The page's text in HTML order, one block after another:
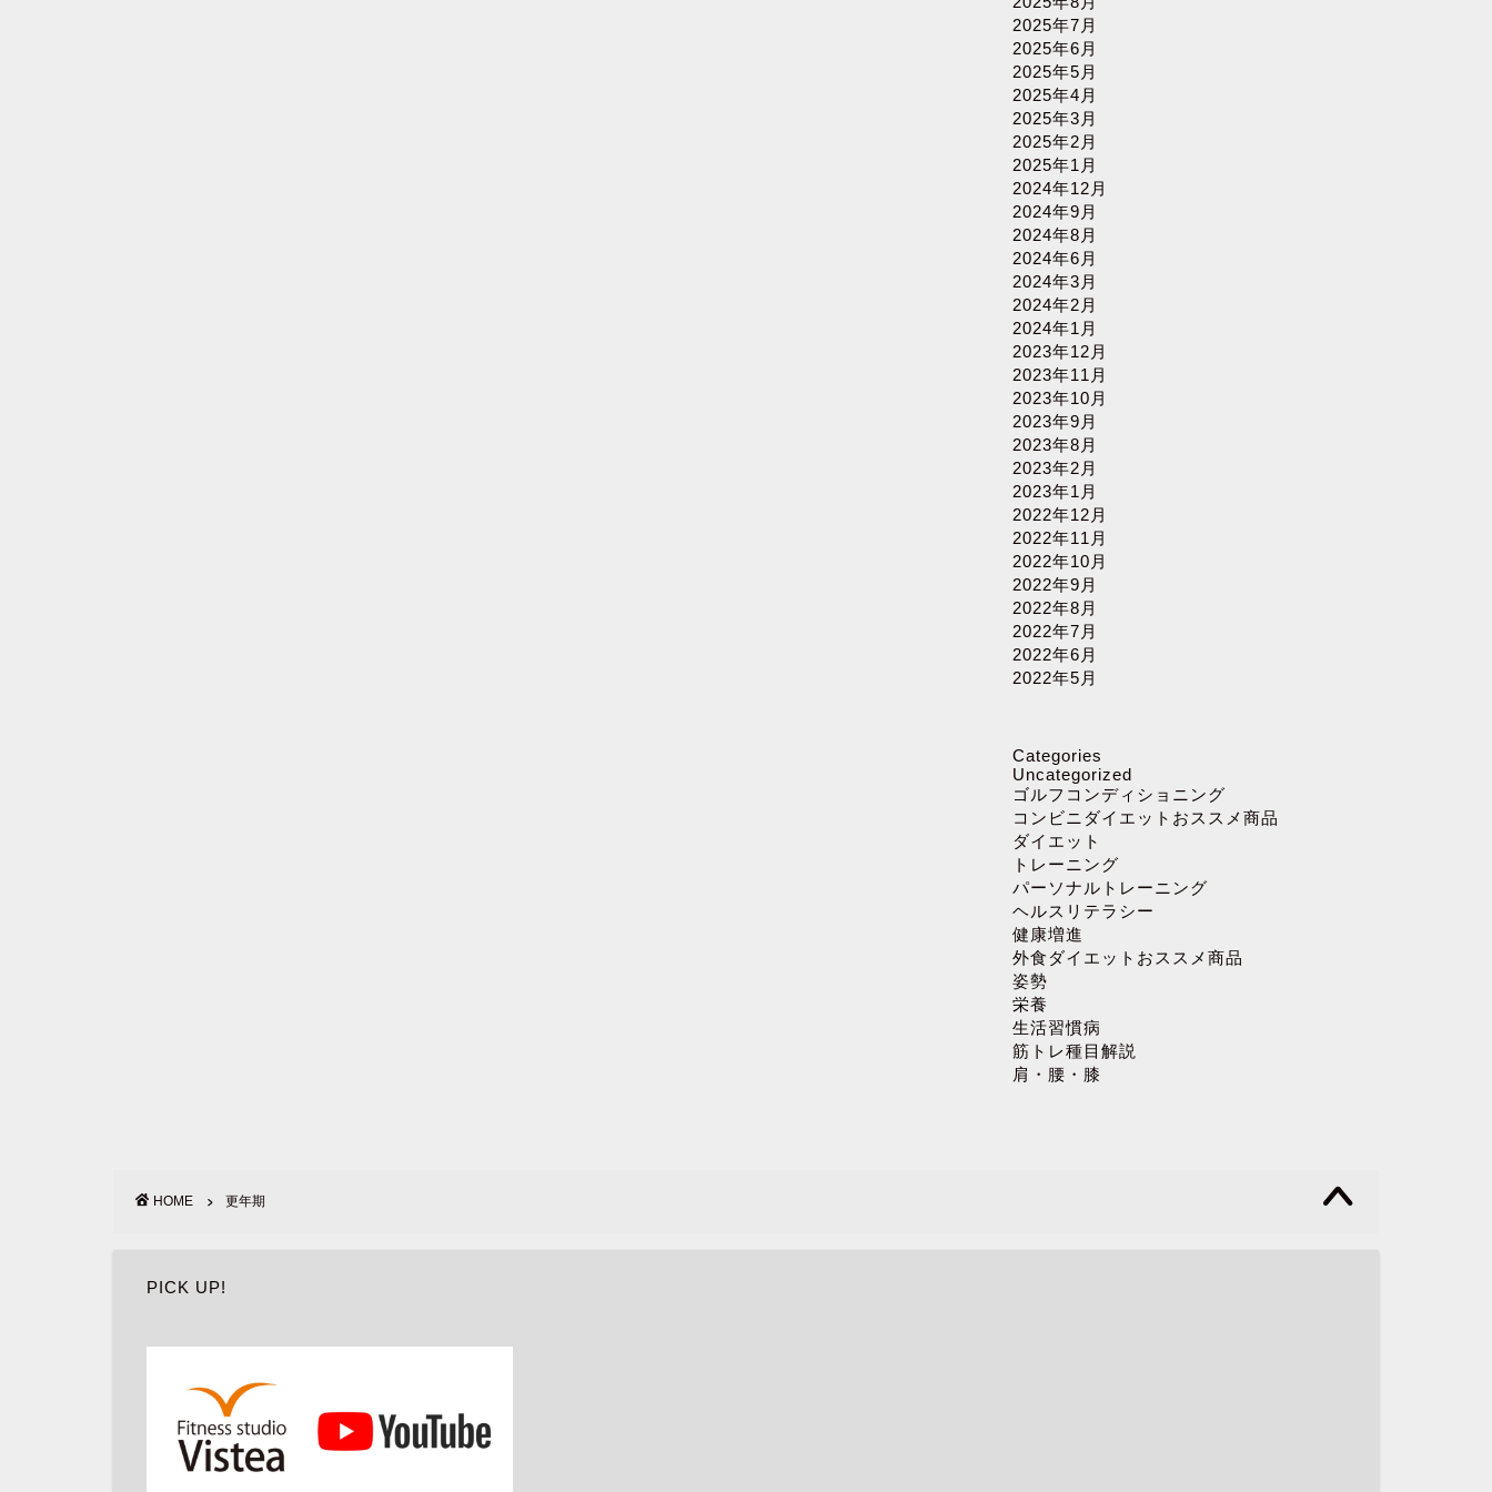
2025年7月
2025年6月
2025年5月
2025年4月
2025年3月
2025年2月
2025年1月
2024年12月
2024年9月
2024年8月
2024年6月
2024年3月
2024年2月
2024年1月
2023年12月
2023年11月
2023年10月
2023年9月
2023年8月
2023年2月
2023年1月
2022年12月
2022年11月
2022年10月
2022年9月
2022年8月
2022年7月
2022年6月
2022年5月
Categories
Uncategorized
ゴルフコンディショニング
コンビニダイエットおススメ商品
ダイエット
トレーニング
パーソナルトレーニング
ヘルスリテラシー
健康増進
外食ダイエットおススメ商品
姿勢
栄養
生活習慣病
筋トレ種目解説
肩・腰・膝
HOME 更年期
PICK UP!